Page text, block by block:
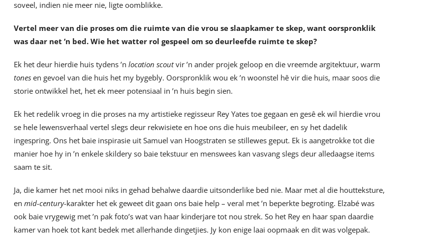
soveel, indien nie meer nie, ligte oomblikke.
Vertel meer van die proses om die ruimte van die vrou se slaapkamer te skep, want oorspronklik
was daar net’n bed. Wie het watter rol gespeel om so deurleefde ruimte te skep?
Ek het deur hierdie huis tydens ’nlocation scoutvir ’n ander projek geloop en die vreemde argitektuur, warm
tones en gevoel van die huis het my bygebly. Oorspronklik wou ek ’n woonstel hê vir die huis, maar soos die
storie ontwikkel het, het ek meer potensiaal in ’n huis begin sien.
Ek het redelik vroeg in die proses na my artistieke regisseur Rey Yates toe gegaan en gesê ek wil hierdie vrou
se hele lewensverhaal vertel slegs deur rekwisiete en hoe ons die huis meubileer, en sy het dadelik
ingespring. Ons het baie inspirasie uit Samuel van Hoogstraten se stillewes geput. Ek is aangetrokke tot die
manier hoe hy in ’n enkele skildery so baie tekstuur en menswees kan vasvang slegs deur alledaagse items
saam te sit.
Ja, die kamer het net mooi niks in gehad behalwe daardie uitsonderlike bed nie. Maar met al die houtteksture,
enmid-century-karakter het ek geweet dit gaan ons baie help – veral met ’n beperkte begroting. Elzabé was
ook baie vrygewig met ’n pak foto’s wat van haar kinderjare tot nou strek. So het Rey en haar span daardie
kamer van hoek tot kant bedek met allerhande dingetjies. Jy kon enige laai oopmaak en dit was volgepak.